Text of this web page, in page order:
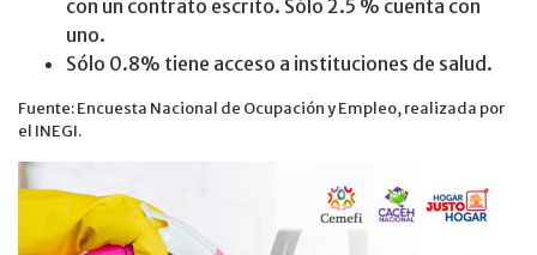
con un contrato escrito. Sólo 2.5 % cuenta con
uno.
Sólo 0.8% tiene acceso a instituciones de salud.
Fuente: Encuesta Nacional de Ocupación y Empleo, realizada por
el INEGI.